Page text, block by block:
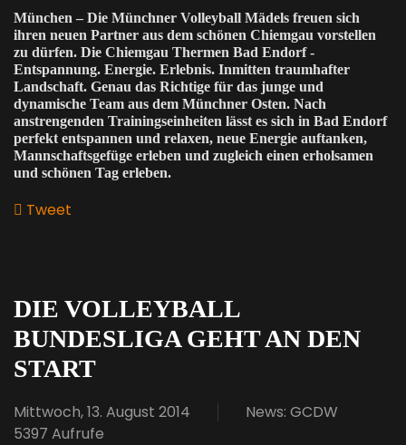
München – Die Münchner Volleyball Mädels freuen sich
ihren neuen Partner aus dem schönen Chiemgau vorstellen
zu dürfen. Die Chiemgau Thermen Bad Endorf -
Entspannung. Energie. Erlebnis. Inmitten traumhafter
Landschaft. Genau das Richtige für das junge und
dynamische Team aus dem Münchner Osten. Nach
anstrengenden Trainingseinheiten lässt es sich in Bad Endorf
perfekt entspannen und relaxen, neue Energie auftanken,
Mannschaftsgefüge erleben und zugleich einen erholsamen
und schönen Tag erleben.
Tweet
DIE VOLLEYBALL
BUNDESLIGA GEHT AN DEN
START
Mittwoch, 13. August 2014
News: GCDW
5397 Aufrufe